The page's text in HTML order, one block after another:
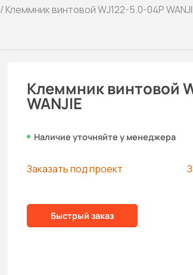
/ Клеммник винтовой WJ122-5.0-04P
Клеммник винтовой
WANJIE
Наличие уточняйте у менеджера
Заказать под проект
Быстрый заказ